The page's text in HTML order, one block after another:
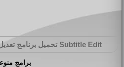
Subtitle Edit تحميل برنامج
برامج